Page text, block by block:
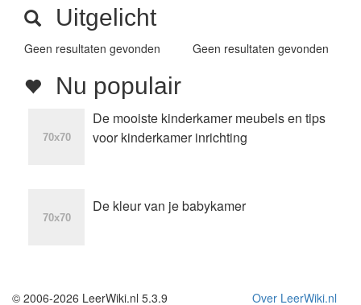
Uitgelicht
Geen resultaten gevonden Geen resultaten gevonden
Nu populair
De mooiste kinderkamer meubels en tips
voor kinderkamer inrichting
De kleur van je babykamer
Over LeerWiki.nl
© 2006-2026 LeerWiki.nl 5.3.9